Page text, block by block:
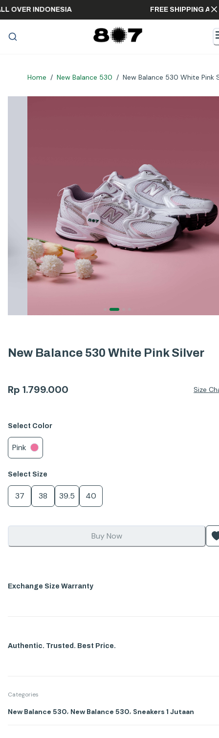
ALL OVER INDONESIA FREE
Home / New Balance 530 / New Balance 530 White Pink
New Balance 530 White Pink Silver
Rp 1.799.000 Size
Select Color
Pink
Select Size
37 38 39.5 40
Buy Now
Exchange Size Warranty
Authentic. Trusted. Best Price.
Categories
New Balance 530, New Balance 530, Sneakers 1 Jutaan